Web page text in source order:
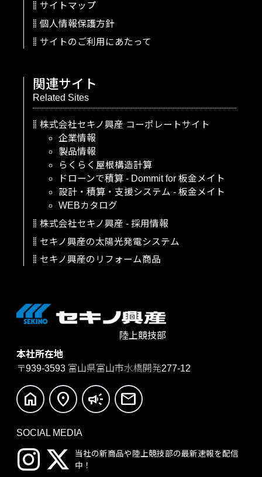
陸上競技部
本社所在地
〒939-3593 富山県富山市水橋開発277-12
home location_on campaign mail
SOCIAL MEDIA
当社の新商品や陸上競技部の最新速報を配信
中！
サイトマップ
個人情報保護方針
サイトのご利用にあたって
関連サイト
Related Sites
株式会社セキノ興産 コーポレートサイト
企業情報
製品情報
らくらく屋根構造計算
ドローンで積算 - Dommit for 板金メイト
設計・積算・支援システム - 板金メイト
WEBカタログ
株式会社セキノ興産 - 採用情報
セキノ興産の太陽光発電システム
セキノ興産のリフォーム商品